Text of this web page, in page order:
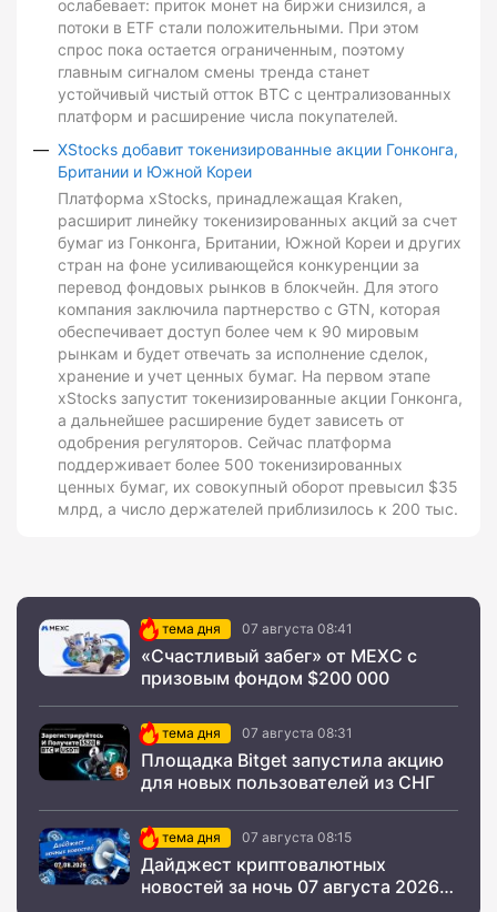
ослабевает: приток монет на биржи снизился, а
потоки в ETF стали положительными. При этом
спрос пока остается ограниченным, поэтому
главным сигналом смены тренда станет
устойчивый чистый отток BTC с централизованных
платформ и расширение числа покупателей.
XStocks добавит токенизированные акции Гонконга,
Британии и Южной Кореи
Платформа xStocks, принадлежащая Kraken,
расширит линейку токенизированных акций за счет
бумаг из Гонконга, Британии, Южной Кореи и других
стран на фоне усиливающейся конкуренции за
перевод фондовых рынков в блокчейн. Для этого
компания заключила партнерство с GTN, которая
обеспечивает доступ более чем к 90 мировым
рынкам и будет отвечать за исполнение сделок,
хранение и учет ценных бумаг. На первом этапе
xStocks запустит токенизированные акции Гонконга,
а дальнейшее расширение будет зависеть от
одобрения регуляторов. Сейчас платформа
поддерживает более 500 токенизированных
ценных бумаг, их совокупный оборот превысил $35
млрд, а число держателей приблизилось к 200 тыс.
тема дня 07 августа 08:41
«Счастливый забег» от MEXC с
призовым фондом $200 000
тема дня 07 августа 08:31
Площадка Bitget запустила акцию
для новых пользователей из СНГ
тема дня 07 августа 08:15
Дайджест криптовалютных
новостей за ночь 07 августа 2026